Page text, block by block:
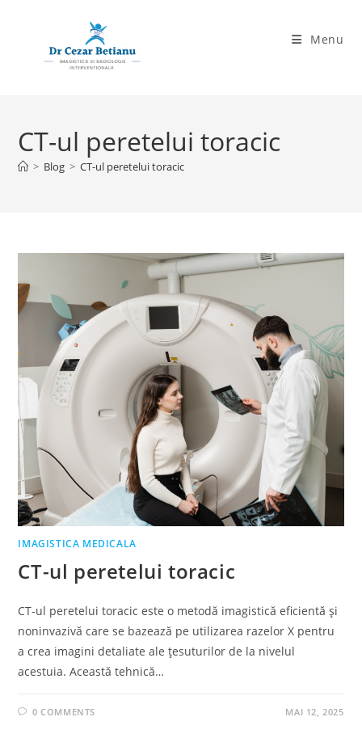
Menu
CT-ul peretelui toracic
> Blog > CT-ul peretelui toracic
IMAGISTICA MEDICALA
CT-ul peretelui toracic
CT-ul peretelui toracic este o metodă imagistică eficientă și
noninvazivă care se bazează pe utilizarea razelor X pentru
a crea imagini detaliate ale țesuturilor de la nivelul
acestuia. Această tehnică…
0 COMMENTS MAI 12, 2025